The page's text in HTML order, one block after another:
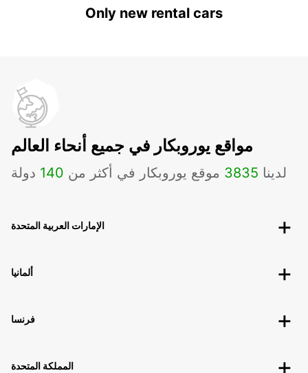
Only new rental cars
مواقع يوروبكار في جميع أنحاء العالم
لدينا 3835 موقع يوروبكار في أكثر من 140 دولة
الإمارات العربية المتحدة
ألمانيا
فرنسا
المملكة المتحدة